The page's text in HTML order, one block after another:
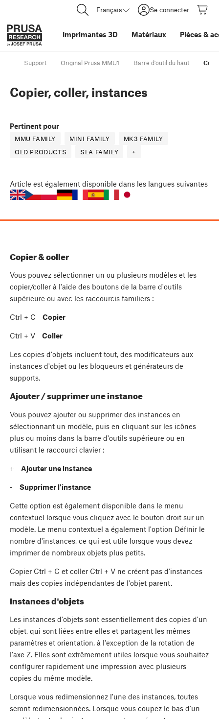
Français Se connecter
Imprimantes 3D Matériaux Pièces &
Support Original Prusa MMU1 Barre d'outil du haut
Copier, coller, instances
Pertinent pour
MMU FAMILY MINI FAMILY
MK3 FAMILY
OLD PRODUCTS
SLA FAMILY +
Article est également disponible dans les langues suivantes
Copier & coller
Vous pouvez sélectionner un ou plusieurs modèles et les
copier/coller à l'aide des boutons de la barre d'outils
supérieure ou avec les raccourcis familiers :
Ctrl + C Copier
Ctrl + V Coller
Les copies d'objets incluent tout, des modificateurs aux
instances d'objet ou les bloqueurs et générateurs de
supports.
Ajouter / supprimer une instance
Vous pouvez ajouter ou supprimer des instances en
sélectionnant un modèle, puis en cliquant sur les icônes
plus ou moins dans la barre d'outils supérieure ou en
utilisant le raccourci clavier :
+ Ajouter une instance
- Supprimer l'instance
Cette option est également disponible dans le menu
contextuel lorsque vous cliquez avec le bouton droit sur un
modèle. Le menu contextuel a également l'option Définir le
nombre d'instances, ce qui est utile lorsque vous devez
imprimer de nombreux objets plus petits.
Copier Ctrl + C et coller Ctrl + V ne créent pas d'instances
mais des copies indépendantes de l'objet parent.
Instances d'objets
Les instances d'objets sont essentiellement des copies d'un
objet, qui sont liées entre elles et partagent les mêmes
paramètres et orientation, à l'exception de la rotation de
l'axe Z. Elles sont extrêmement utiles lorsque vous souhaitez
configurer rapidement une impression avec plusieurs
copies du même modèle.
Lorsque vous redimensionnez l'une des instances, toutes
seront redimensionnées. Lorsque vous coupez le bas d'un